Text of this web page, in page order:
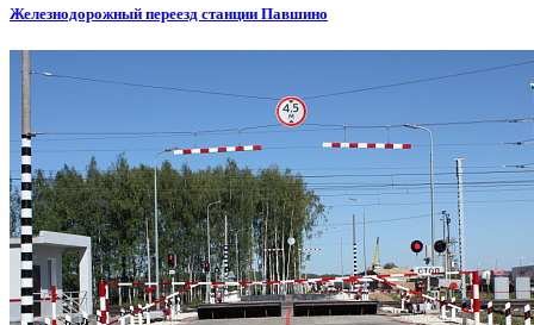
Железнодорожный переезд станции Павшино